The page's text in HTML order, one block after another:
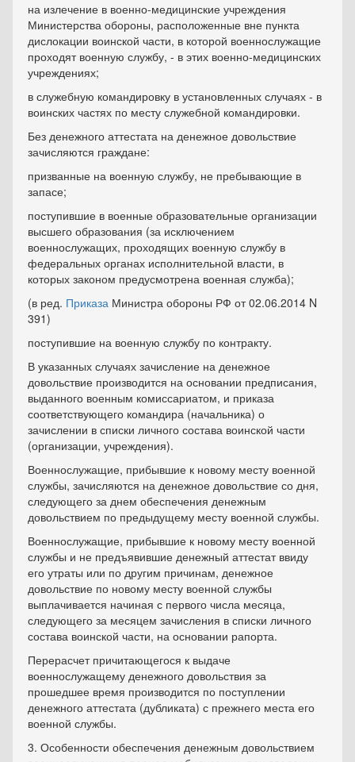
на излечение в военно-медицинские учреждения
Министерства обороны, расположенные вне пункта
дислокации воинской части, в которой военнослужащие
проходят военную службу, - в этих военно-медицинских
учреждениях;
в служебную командировку в установленных случаях - в
воинских частях по месту служебной командировки.
Без денежного аттестата на денежное довольствие
зачисляются граждане:
призванные на военную службу, не пребывающие в
запасе;
поступившие в военные образовательные организации
высшего образования (за исключением
военнослужащих, проходящих военную службу в
федеральных органах исполнительной власти, в
которых законом предусмотрена военная служба);
(в ред. Приказа Министра обороны РФ от 02.06.2014 N
391)
поступившие на военную службу по контракту.
В указанных случаях зачисление на денежное
довольствие производится на основании предписания,
выданного военным комиссариатом, и приказа
соответствующего командира (начальника) о
зачислении в списки личного состава воинской части
(организации, учреждения).
Военнослужащие, прибывшие к новому месту военной
службы, зачисляются на денежное довольствие со дня,
следующего за днем обеспечения денежным
довольствием по предыдущему месту военной службы.
Военнослужащие, прибывшие к новому месту военной
службы и не предъявившие денежный аттестат ввиду
его утраты или по другим причинам, денежное
довольствие по новому месту военной службы
выплачивается начиная с первого числа месяца,
следующего за месяцем зачисления в списки личного
состава воинской части, на основании рапорта.
Перерасчет причитающегося к выдаче
военнослужащему денежного довольствия за
прошедшее время производится по поступлении
денежного аттестата (дубликата) с прежнего места его
военной службы.
3. Особенности обеспечения денежным довольствием